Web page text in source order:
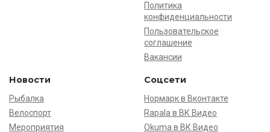
Политика
конфиденциальности
Пользовательское
соглашение
Вакансии
Новости
Рыбалка
Велоспорт
Мероприятия
Соцсети
Нормарк в Вконтакте
Rapala в ВК Видео
Okuma в ВК Видео